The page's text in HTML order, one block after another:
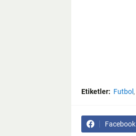
Etiketler: Futbol
Facebook